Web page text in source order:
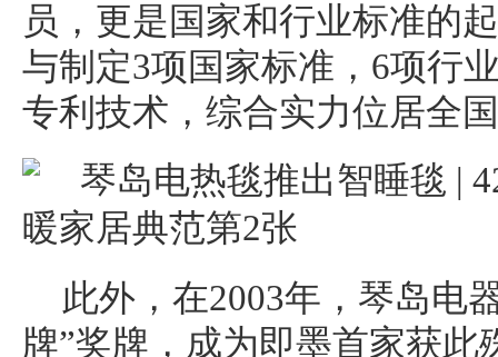
员，更是国家和行业标准的
与制定3项国家标准，6项行
专利技术，综合实力位居全
此外，在2003年，琴岛电
牌”奖牌，成为即墨首家获此